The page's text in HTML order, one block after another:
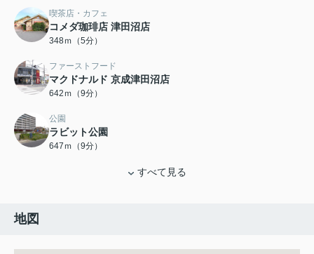
喫茶店・カフェ
コメダ珈琲店 津田沼店
348ｍ（5分）
ファーストフード
マクドナルド 京成津田沼店
642ｍ（9分）
公園
ラビット公園
647ｍ（9分）
すべて見る
地図